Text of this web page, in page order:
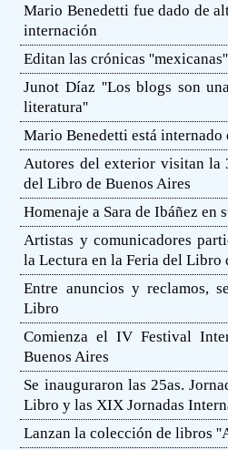
Mario Benedetti fue dado de
internación
Editan las crónicas
Junot Díaz ''Los blogs son
literatura''
Mario Benedetti está internado
Autores del exterior visitan la
del Libro de Buenos Aires
Homenaje a Sara de Ibáñez en
Artistas y comunicadores
la Lectura en la Feria del Libro
Entre anuncios y reclamos,
Libro
Comienza el IV Festival
Buenos Aires
Se inauguraron las 25as.
Libro y las XIX Jornadas
Lanzan la colección de libros